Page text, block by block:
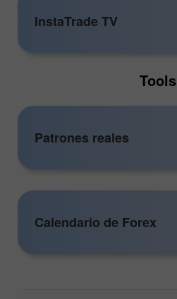
InstaTrade TV
Tools
Patrones reales
Calendario de Forex